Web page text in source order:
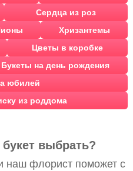
Сердца из роз
Хризантемы
Цветы в коробке
Букеты на день рождения
юбилей
из роддома
букет выбрать?
наш флорист поможет с